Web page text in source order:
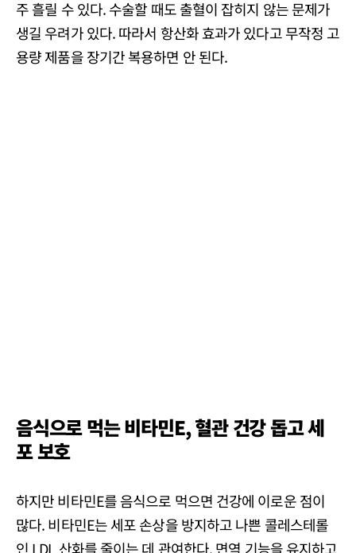
주 흘릴 수 있다. 수술할 때도 출혈이 잡히지 않는 문제가
생길 우려가 있다. 따라서 항산화 효과가 있다고 무작정 고
용량 제품을 장기간 복용하면 안 된다.
음식으로 먹는 비타민E, 혈관 건강 돕고 세
포 보호
하지만 비타민E를 음식으로 먹으면 건강에 이로운 점이
많다. 비타민E는 세포 손상을 방지하고 나쁜 콜레스테롤
인 LDL 산화를 줄이는 데 관여한다. 면역 기능을 유지하고